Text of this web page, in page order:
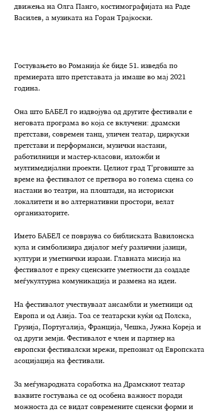
движења на Олга Панго, костимографијата на Раде
Василев, а музиката на Горан Трајкоски.
Гостувањето во Романија ќе биде 51. изведба по
премиерата што претставата ја имаше во мај 2021
година.
Она што БАБЕЛ го издвојува од другите фестивали е
неговата програма во која се вклучени: драмски
претстави, современ танц, уличен театар, циркуски
претстави и перформанси, музички настани,
работилници и мастер-класови, изложби и
мултимедијални проекти. Целиот град Т’рговиште за
време на фестивалот се претвора во голема сцена со
настани во театри, на плоштади, на историски
локалитети и во алтернативни простори, велат
организаторите.
Името БАБЕЛ се поврзува со библиската Вавилонска
кула и симболизира дијалог меѓу различни јазици,
култури и уметнички изрази. Главната мисија на
фестивалот е преку сценските уметности да создаде
меѓукултурна комуникација и размена на идеи.
На фестивалот учествуваат ансамбли и уметници од
Европа и од Азија. Тоа се театарски куќи од Полска,
Грузија, Португалија, Франција, Чешка, Јужна Кореја и
од други земји. Фестивалот е член и партнер на
европски фестивалски мрежи, препознат од Европската
асоцијација на фестивали.
За меѓународната соработка на Драмскиот театар
ваквите гостувања се од особена важност поради
можноста да се видат современите сценски форми и